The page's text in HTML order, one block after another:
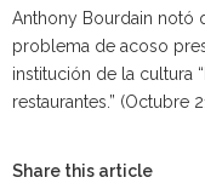
Anthony Bourdain notó
problema de acoso
institución de la cultura
restaurantes.” (Octubre
Share this article